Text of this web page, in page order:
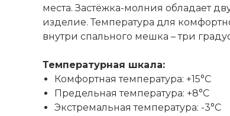
места. Застёжка-молния обладает
изделие. Температура для
внутри спального мешка – три
Температурная шкала:
Комфортная температура: +15°C
Предельная температура: +8°C
Экстремальная температура: -3°C